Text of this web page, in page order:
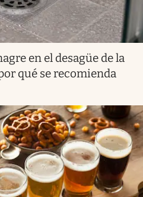
en el desagüe de la
qué se recomienda